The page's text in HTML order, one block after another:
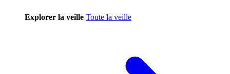
Explorer la veille Toute la veille